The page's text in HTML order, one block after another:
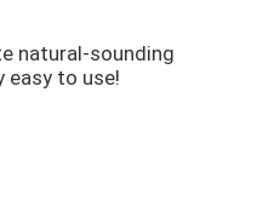
natural-sounding
easy to use!